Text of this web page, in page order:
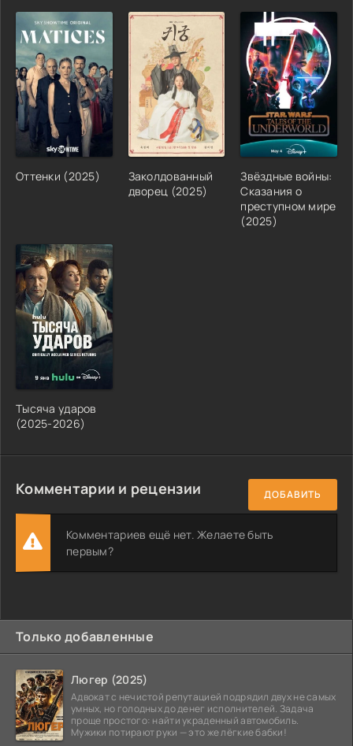
Оттенки (2025)
Заколдованный
дворец (2025)
Звёздные войны:
Сказания о
преступном мире
(2025)
Тысяча ударов
(2025-2026)
Комментарии и рецензии ДОБАВИТЬ
Комментариев ещё нет. Желаете быть
первым?
Только добавленные
Люгер (2025)
Адвокат с нечистой репутацией подрядил двух не самых
умных, но голодных до денег исполнителей. Задача
проще простого: найти украденный автомобиль.
Мужики потирают руки — это же лёгкие бабки!